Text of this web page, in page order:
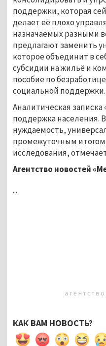
поддержки, которая
делает её плохо
назначаемых разными
предлагают заменить
которое объединит в
субсидии на жильё и
пособие по
социальной поддержки.
Аналитическая
поддержка населения.
нуждаемость,
промежуточным итогом
исследования,
Агентство новостей
...
КАК ВАМ НОВОСТЬ?